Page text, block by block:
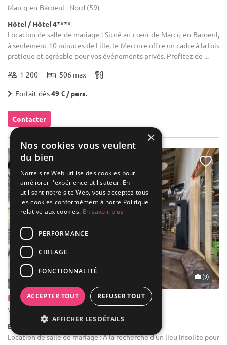
Marcq-en-Baroeul - Nord (59)
Hôtel / Hôtel 4****
Location de salle de mariage : Situé au cœur de Marcq-en-Baroeul,
à seulement 10 minutes de Lille, le Mercure offre un cadre à la fois
pratique et agréable pour vos événements privés. Profitez de ...
1-200 506 max
Forfait dès49 € / pers.
Contacter
... 32 km (9)
Brasserie Moulins D'ascq
Villeneuve-d'Ascq - Nord (59)
Bar / Bar à Bières
Location de salle de mariage : A la recherche d'un lieu insolite pour
×
Nos cookies vous veulent
du bien
Notre site Web utilise des cookies pour
améliorer l'expérience utilisateur. En
utilisant notre site Web, vous acceptez tous
les cookies conformément à notre Politique
relative aux cookies. En savoir plus
PERFORMANCE
CIBLAGE
FONCTIONNALITÉ
ACCEPTER TOUT REFUSER TOUT
AFFICHER LES DÉTAILS